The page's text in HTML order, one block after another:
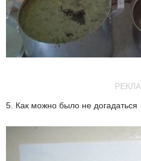
5. Как можно было не догадаться